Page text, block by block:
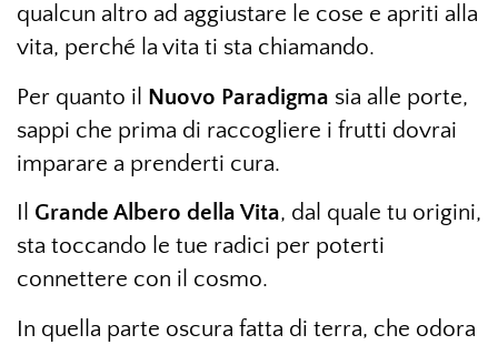
qualcun altro ad aggiustare le cose e apriti alla
vita, perché la vita ti sta chiamando.
Per quanto il Nuovo Paradigma sia alle porte,
sappi che prima di raccogliere i frutti dovrai
imparare a prenderti cura.
Il Grande Albero della Vita, dal quale tu origini,
sta toccando le tue radici per poterti
connettere con il cosmo.
In quella parte oscura fatta di terra, che odora